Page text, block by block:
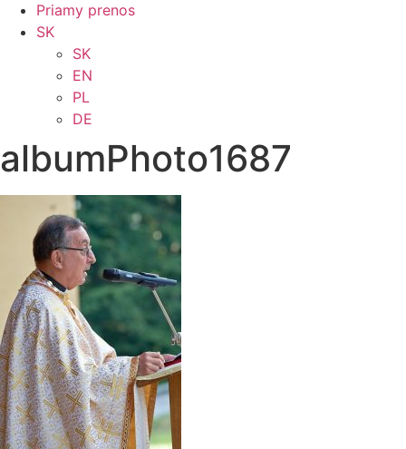
Priamy prenos
SK
SK
EN
PL
DE
albumPhoto1687